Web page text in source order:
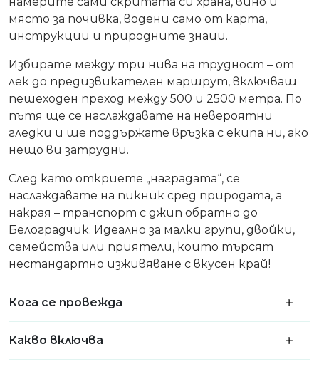
място за почивка, водени само от карта,
инструкции и природните знаци.
Избирате между три нива на трудност – от
лек до предизвикателен маршрут, включващ
пешеходен преход между 500 и 2500 метра. По
пътя ще се наслаждавате на невероятни
гледки и ще поддържате връзка с екипа ни, ако
нещо ви затрудни.
След като откриете „наградата“, се
наслаждавате на пикник сред природата, а
накрая – транспорт с джип обратно до
Белоградчик. Идеално за малки групи, двойки,
семейства или приятели, които търсят
нестандартно изживяване с вкусен край!
Кога се провежда
Какво включва